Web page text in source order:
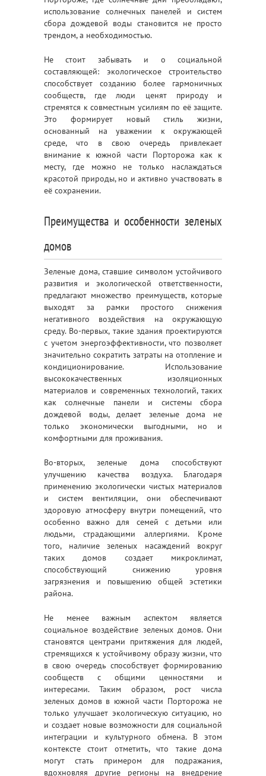
использование солнечных панелей и систем
сбора дождевой воды становится не просто
трендом, а необходимостью.
Не стоит забывать и о социальной
составляющей: экологическое строительство
способствует созданию более гармоничных
сообществ, где люди ценят природу и
стремятся к совместным усилиям по её защите.
Это формирует новый стиль жизни,
основанный на уважении к окружающей
среде, что в свою очередь привлекает
внимание к южной части Порторожа как к
месту, где можно не только наслаждаться
красотой природы, но и активно участвовать в
её сохранении.
Преимущества и особенности зеленых
домов
Зеленые дома, ставшие символом устойчивого
развития и экологической ответственности,
предлагают множество преимуществ, которые
выходят за рамки простого снижения
негативного воздействия на окружающую
среду. Во-первых, такие здания проектируются
с учетом энергоэффективности, что позволяет
значительно сократить затраты на отопление и
кондиционирование. Использование
высококачественных изоляционных
материалов и современных технологий, таких
как солнечные панели и системы сбора
дождевой воды, делает зеленые дома не
только экономически выгодными, но и
комфортными для проживания.
Во-вторых, зеленые дома способствуют
улучшению качества воздуха. Благодаря
применению экологически чистых материалов
и систем вентиляции, они обеспечивают
здоровую атмосферу внутри помещений, что
особенно важно для семей с детьми или
людьми, страдающими аллергиями. Кроме
того, наличие зеленых насаждений вокруг
таких домов создает микроклимат,
способствующий снижению уровня
загрязнения и повышению общей эстетики
района.
Не менее важным аспектом является
социальное воздействие зеленых домов. Они
становятся центрами притяжения для людей,
стремящихся к устойчивому образу жизни, что
в свою очередь способствует формированию
сообществ с общими ценностями и
интересами. Таким образом, рост числа
зеленых домов в южной части Порторожа не
только улучшает экологическую ситуацию, но
и создает новые возможности для социальной
интеграции и культурного обмена. В этом
контексте стоит отметить, что такие дома
могут стать примером для подражания,
вдохновляя другие регионы на внедрение